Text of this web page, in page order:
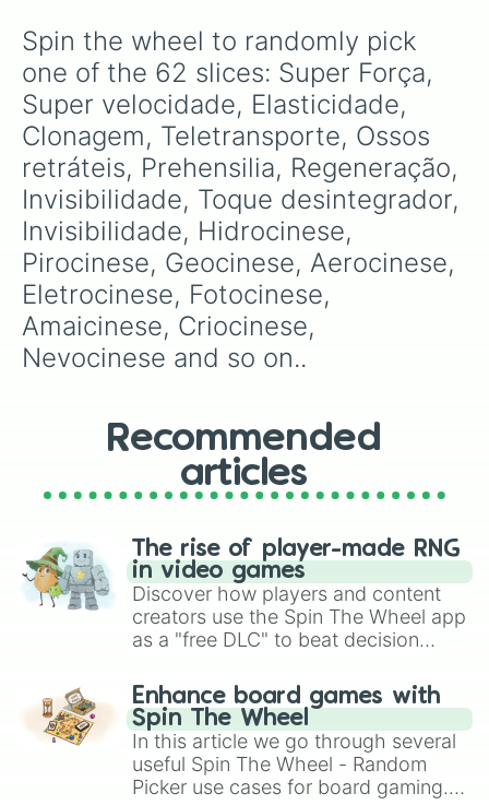
Spin the wheel to randomly pick
one of the 62 slices: Super Força,
Super velocidade, Elasticidade,
Clonagem, Teletransporte, Ossos
retráteis, Prehensilia, Regeneração,
Invisibilidade, Toque desintegrador,
Invisibilidade, Hidrocinese,
Pirocinese, Geocinese, Aerocinese,
Eletrocinese, Fotocinese,
Amaicinese, Criocinese,
Nevocinese and so on..
Recommended
articles
The rise of player-made RNG
in video games
Discover how players and content
creators use the Spin The Wheel app
as a "free DLC" to beat decision
challenge runs, and randomize
gameplay in hit titles like Roblox,
Brawl Stars, OSRS, and Mario Kart!
Enhance board games with
Spin The Wheel
In this article we go through several
useful Spin The Wheel - Random
Picker use cases for board gaming.